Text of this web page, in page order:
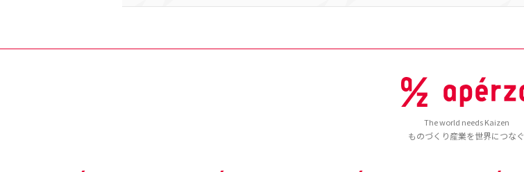
The world needs Kaizen
ものづくり産業を世界につなぐ